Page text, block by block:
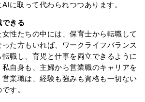
に取って代わられつつあります。
できる
性たちの中には、保育士から転職して
った方もいれば、ワークライフバランス
職し、育児と仕事を両立できるように
自身も、主婦から営業職のキャリアを
業職は、経験も強みも資格も一切ない
す。